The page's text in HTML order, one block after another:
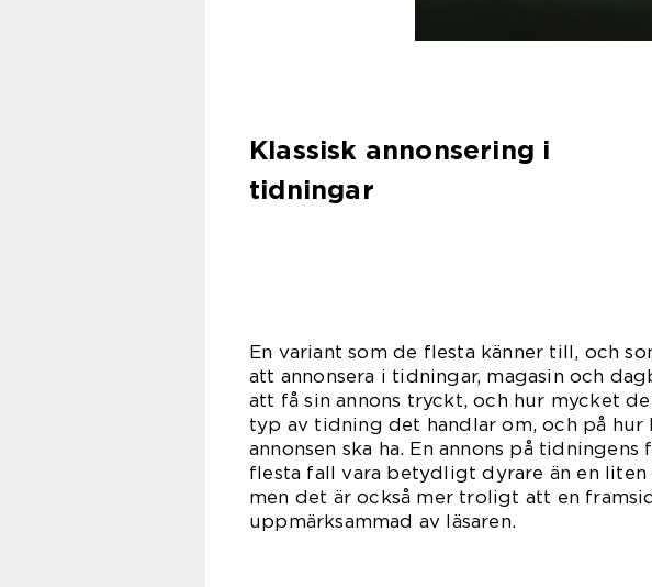
Klassisk annonsering i
tidningar
En variant som de flesta känner till, och
att annonsera i tidningar, magasin och
att få sin annons tryckt, och hur mycket
typ av tidning det handlar om, och på
annonsen ska ha. En annons på
flesta fall vara betydligt dyrare än en liten
men det är också mer troligt att en
uppmärksammad av läsaren.